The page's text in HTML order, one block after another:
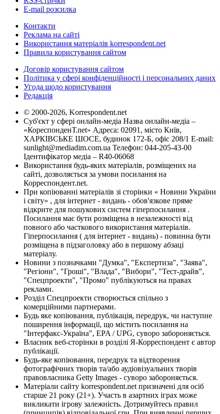
E-mail розсилка
Контакти
Реклама на сайті
Використання матеріалів korrespondent.net
Правила користування сайтом
Договір користування сайтом
Політика у сфері конфіденційності і персональних даних
Угода щодо користування
Редакція
© 2000-2026, Korrespondent.net
Суб'єкт у сфері онлайн-медіа Назва онлайн-медіа –
«КореспонденТ.net» Адреса: 02091, місто Київ,
ХАРКІВСЬКЕ ШОСЕ, будинок 172-Б, офіс 208/1 E-mail:
sunlight@mediadim.com.ua Телефон: 044-205-43-00
Ідентифікатор медіа – R40-06068
Використання будь-яких матеріалів, розміщених на
сайті, дозволяється за умови посилання на
Корреспондент.net.
При копіюванні матеріалів зі сторінки « Новини України
і світу» , для інтернет - видань - обов'язкове пряме
відкрите для пошукових систем гіперпосилання .
Посилання має бути розміщена в незалежності від
повного або часткового використання матеріалів.
Гіперпосилання ( для інтернет - видань) - повинна бути
розміщена в підзаголовку або в першому абзаці
матеріалу.
Новини з позначками "Думка", "Експертиза", "Заява",
"Регіони", "Гроші", "Влада", "Вибори", "Тест-драйв",
"Спецпроекти", "Промо" публікуються на правах
реклами.
Розділ Спецпроекти створюється спільно з
комерційними партнерами.
Будь яке копіювання, публікація, передрук, чи наступне
поширення інформації, що містить посилання на
"Інтерфакс-Україна", EPA / UPG, суворо забороняється.
Власник веб-сторінки в розділі Я-Корреспондент є автор
публікації.
Будь-яке копіювання, передрук та відтворення
фотографічних творів та/або аудіовізуальних творів
правовласника Getty Images - суворо забороняється.
Матеріали сайту korrespondent.net призначені для осіб
старше 21 року (21+). Участь в азартних іграх може
викликати ігрову залежність. Дотримуйтесь правил